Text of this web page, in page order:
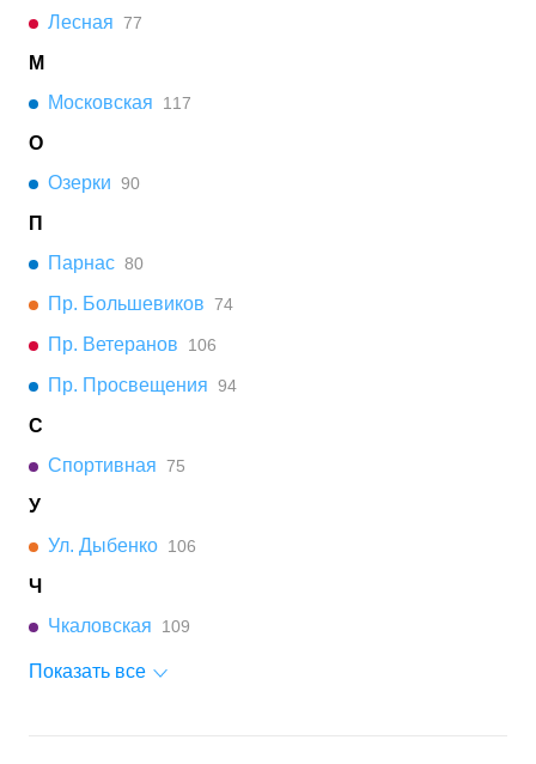
Лесная 77
М
Московская
117
О
Озерки 90
П
Парнас 80
Пр. Большевиков 74
Пр. Ветеранов 106
Пр. Просвещения 94
С
Спортивная 75
У
Ул. Дыбенко 106
Ч
Чкаловская
109
Показать все